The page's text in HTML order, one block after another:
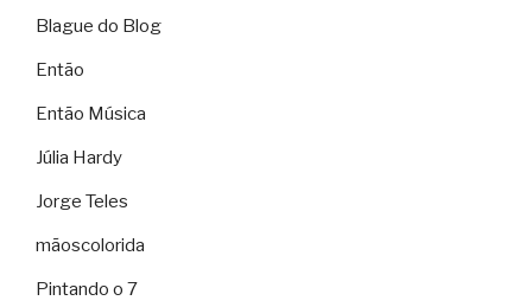
Blague do Blog
Então
Então Música
Júlia Hardy
Jorge Teles
mãoscolorida
Pintando o 7